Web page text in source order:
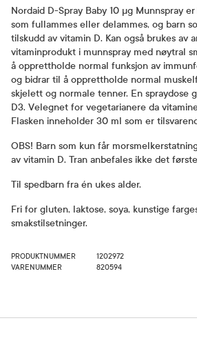
Nordaid D-Spray Baby 10 µg Munnspray
som fullammes eller delammes, og barn
tilskudd av vitamin D. Kan også brukes av
vitaminprodukt i munnspray med nøytral
å opprettholde normal funksjon av
og bidrar til å opprettholde normal
skjelett og normale tenner. En spraydose
D3. Velegnet for vegetarianere da
Flasken inneholder 30 ml som er
OBS! Barn som kun får
av vitamin D. Tran anbefales ikke det
Til spedbarn fra én ukes alder.
Fri for gluten, laktose, soya, kunstige
smakstilsetninger.
PRODUKTNUMMER
1202972
VARENUMMER
820594